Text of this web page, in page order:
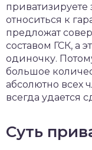
приватизируете
относиться к
предложат
составом ГСК, а
одиночку.
большое
абсолютно всех
всегда удается
Суть